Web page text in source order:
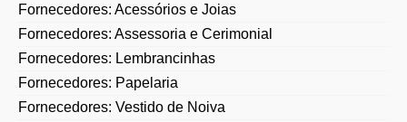
Fornecedores: Acessórios e Joias
Fornecedores: Assessoria e Cerimonial
Fornecedores: Lembrancinhas
Fornecedores: Papelaria
Fornecedores: Vestido de Noiva